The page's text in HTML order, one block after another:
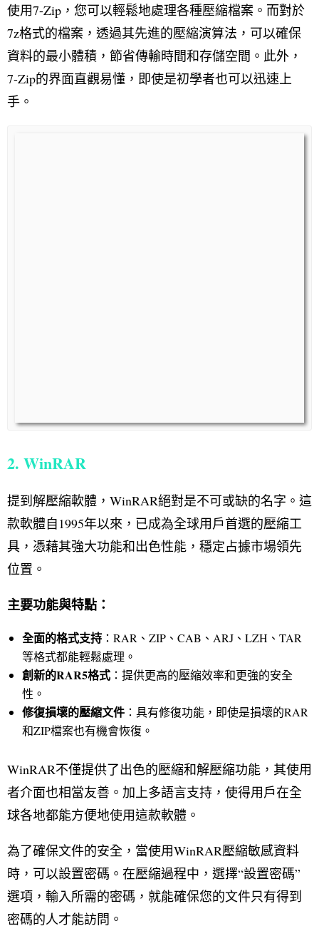
使用7-Zip，您可以輕鬆地處理各種壓縮檔案。而對於
7z格式的檔案，透過其先進的壓縮演算法，可以確保
資料的最小體積，節省傳輸時間和存儲空間。此外，
7-Zip的界面直觀易懂，即使是初學者也可以迅速上
手。
2. WinRAR
提到解壓縮軟體，WinRAR絕對是不可或缺的名字。這
款軟體自1995年以來，已成為全球用戶首選的壓縮工
具，憑藉其強大功能和出色性能，穩定占據市場領先
位置。
主要功能與特點：
全面的格式支持：RAR、ZIP、CAB、ARJ、LZH、TAR
等格式都能輕鬆處理。
創新的RAR5格式：提供更高的壓縮效率和更強的安全
性。
修復損壞的壓縮文件：具有修復功能，即使是損壞的RAR
和ZIP檔案也有機會恢復。
WinRAR不僅提供了出色的壓縮和解壓縮功能，其使用
者介面也相當友善。加上多語言支持，使得用戶在全
球各地都能方便地使用這款軟體。
為了確保文件的安全，當使用WinRAR壓縮敏感資料
時，可以設置密碼。在壓縮過程中，選擇“設置密碼”
選項，輸入所需的密碼，就能確保您的文件只有得到
密碼的人才能訪問。